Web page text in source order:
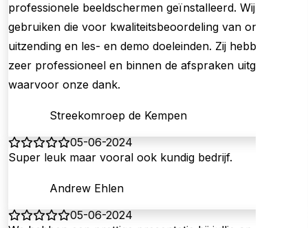
professionele beeldschermen geïnstalleerd. Wij
gebruiken die voor kwaliteitsbeoordeling van onze
uitzending en les- en demo doeleinden. Zij hebben dit
zeer professioneel en binnen de afspraken uitgevoerd,
waarvoor onze dank.
Streekomroep de Kempen
05-06-2024
Super leuk maar vooral ook kundig bedrijf.
Andrew Ehlen
05-06-2024